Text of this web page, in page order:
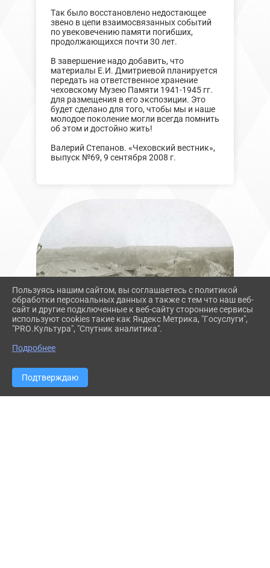
Так было восстановлено недостающее
звено в цепи взаимосвязанных событий
по увековечению памяти погибших,
продолжающихся почти 30 лет.
В завершение надо добавить, что
материалы Е.И. Дмитриевой планируется
передать на ответственное хранение
чеховскому Музею Памяти 1941-1945 гг.
для размещения в его экспозиции. Это
будет сделано для того, чтобы мы и наше
молодое поколение могли всегда помнить
об этом и достойно жить!
Валерий Степанов. «Чеховский вестник»,
выпуск №69, 9 сентября 2008 г.
Пользуясь нашим сайтом, вы соглашаетесь с политикой
обработки персональных данных а также с тем что наш веб-
сайт и другие подключенные к веб-сайту сторонние сервисы
используют cookies такие как Яндекс Метрика, "Госуслуги",
"PRO.Культура", "Спутник аналитика".
Подробнее
Подтверждаю